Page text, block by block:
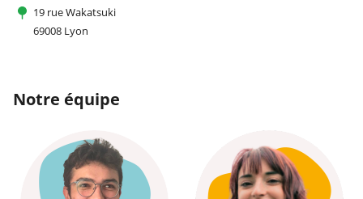
19 rue Wakatsuki
69008 Lyon
Notre équipe